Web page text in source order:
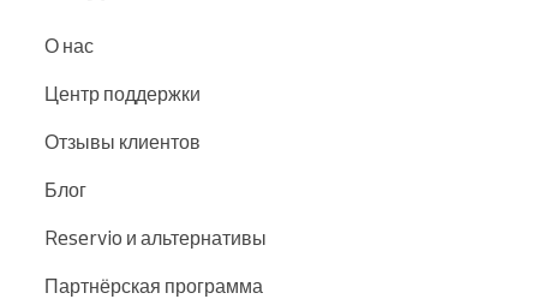
О нас
Центр поддержки
Отзывы клиентов
Блог
Reservio и альтернативы
Партнёрская программа